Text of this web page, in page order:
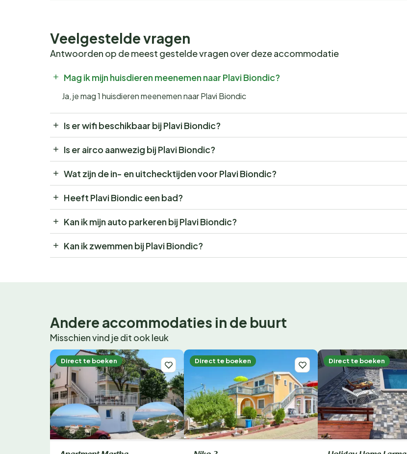
Veelgestelde vragen
Antwoorden op de meest gestelde vragen over deze accommodatie
Mag ik mijn huisdieren meenemen naar Plavi Biondic?
Ja, je mag 1 huisdieren meenemen naar Plavi Biondic
Is er wifi beschikbaar bij Plavi Biondic?
Is er airco aanwezig bij Plavi Biondic?
Wat zijn de in- en uitchecktijden voor Plavi Biondic?
Heeft Plavi Biondic een bad?
Kan ik mijn auto parkeren bij Plavi Biondic?
Kan ik zwemmen bij Plavi Biondic?
Andere accommodaties in de buurt
Misschien vind je dit ook leuk
Direct te boeken Direct te boeken Direct te boeken